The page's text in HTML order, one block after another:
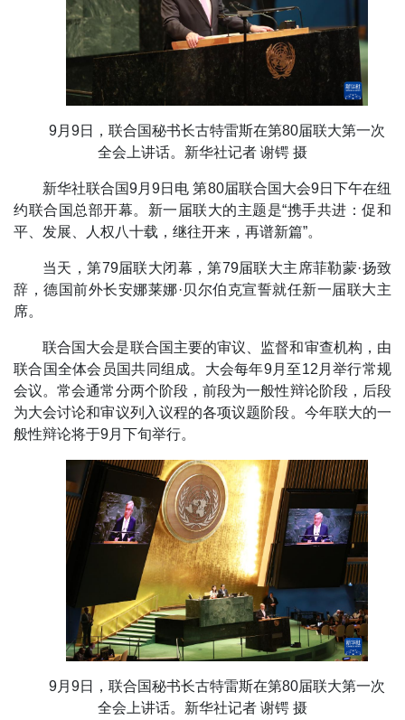
9月9日，联合国秘书长古特雷斯在第80届联大第一次
全会上讲话。新华社记者 谢锷 摄
新华社联合国9月9日电 第80届联合国大会9日下午在纽
约联合国总部开幕。新一届联大的主题是“携手共进：促和
平、发展、人权八十载，继往开来，再谱新篇”。
当天，第79届联大闭幕，第79届联大主席菲勒蒙·扬致
辞，德国前外长安娜莱娜·贝尔伯克宣誓就任新一届联大主
席。
联合国大会是联合国主要的审议、监督和审查机构，由
联合国全体会员国共同组成。大会每年9月至12月举行常规
会议。常会通常分两个阶段，前段为一般性辩论阶段，后段
为大会讨论和审议列入议程的各项议题阶段。今年联大的一
般性辩论将于9月下旬举行。
9月9日，联合国秘书长古特雷斯在第80届联大第一次
全会上讲话。新华社记者 谢锷 摄